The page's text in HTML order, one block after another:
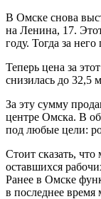
В Омске снова
на Ленина, 17.
году. Тогда за
Теперь цена за
снизилась до 32,5
За эту сумму
центре Омска. В
под любые цели:
Стоит сказать,
оставшихся
Ранее в Омске
в последнее время